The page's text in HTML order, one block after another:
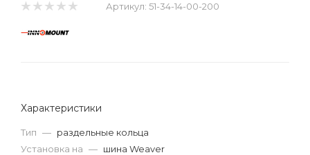
Артикул: 51-34-14-00-200
Характеристики
Тип — раздельные кольца
Установка на — шина Weaver